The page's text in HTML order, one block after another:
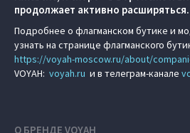
продолжает активно расширяться.
Подробнее о флагманском бутике и
узнать на странице флагманского
https://voyah-moscow.ru/about/
VOYAH: voyah.ru и в телеграм-канале
О БРЕНДЕ VOYAH